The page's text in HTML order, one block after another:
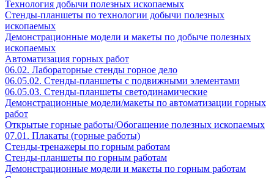
Технология добычи полезных ископаемых
Стенды-планшеты по технологии добычи полезных
ископаемых
Демонстрационные модели и макеты по добыче полезных
ископаемых
Автоматизация горных работ
06.02. Лабораторные стенды горное дело
06.05.02. Стенды-планшеты с подвижными элементами
06.05.03. Стенды-планшеты светодинамические
Демонстрационные модели/макеты по автоматизации горных
работ
Открытые горные работы/Обогащение полезных ископаемых
07.01. Плакаты (горные работы)
Стенды-тренажеры по горным работам
Стенды-планшеты по горным работам
Демонстрационные модели и макеты по горным работам